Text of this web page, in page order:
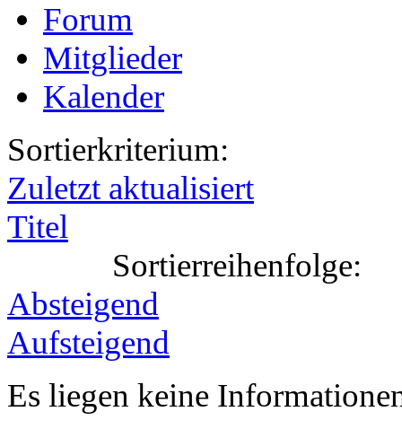
Forum
Mitglieder
Kalender
Sortierkriterium:
Zuletzt aktualisiert
Titel
Sortierreihenfolge:
Absteigend
Aufsteigend
Es liegen keine